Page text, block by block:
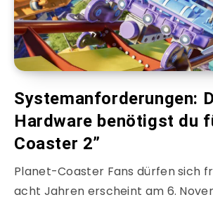
Systemanforderungen:
Hardware benötigst du
Coaster 2”
Planet-Coaster Fans dürfen sich
acht Jahren erscheint am 6.